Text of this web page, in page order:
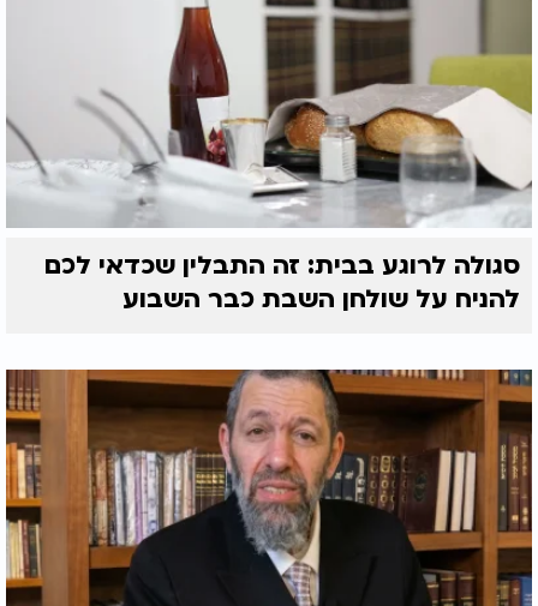
סגולה לרוגע בבית: זה התבלין שכדאי לכם
להניח על שולחן השבת כבר השבוע